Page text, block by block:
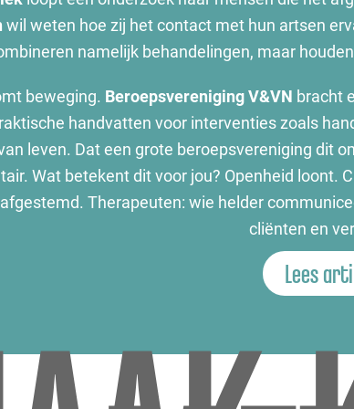
wil weten hoe zij het contact met hun artsen
namelijk behandelingen, maar
beweging. Beroepsvereniging V&VN bracht
handvatten voor interventies zoals
leven. Dat een grote beroepsvereniging dit
Wat betekent dit voor jou? Openheid
Therapeuten: wie helder
cliënten en
Lees